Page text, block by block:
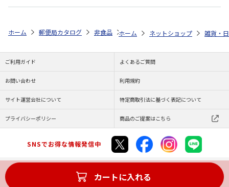
カートに入れる
ホーム 郵便局カタログ 非食品 実印・銀行印（認印） くまのプ
ホーム ネットショップ 雑貨・
ご利用ガイド よくあるご質問
お問い合わせ 利用規約
サイト運営会社について 特定商取引法に基づく表記について
プライバシーポリシー 商品のご提案はこちら
SNSでお得な情報発信中